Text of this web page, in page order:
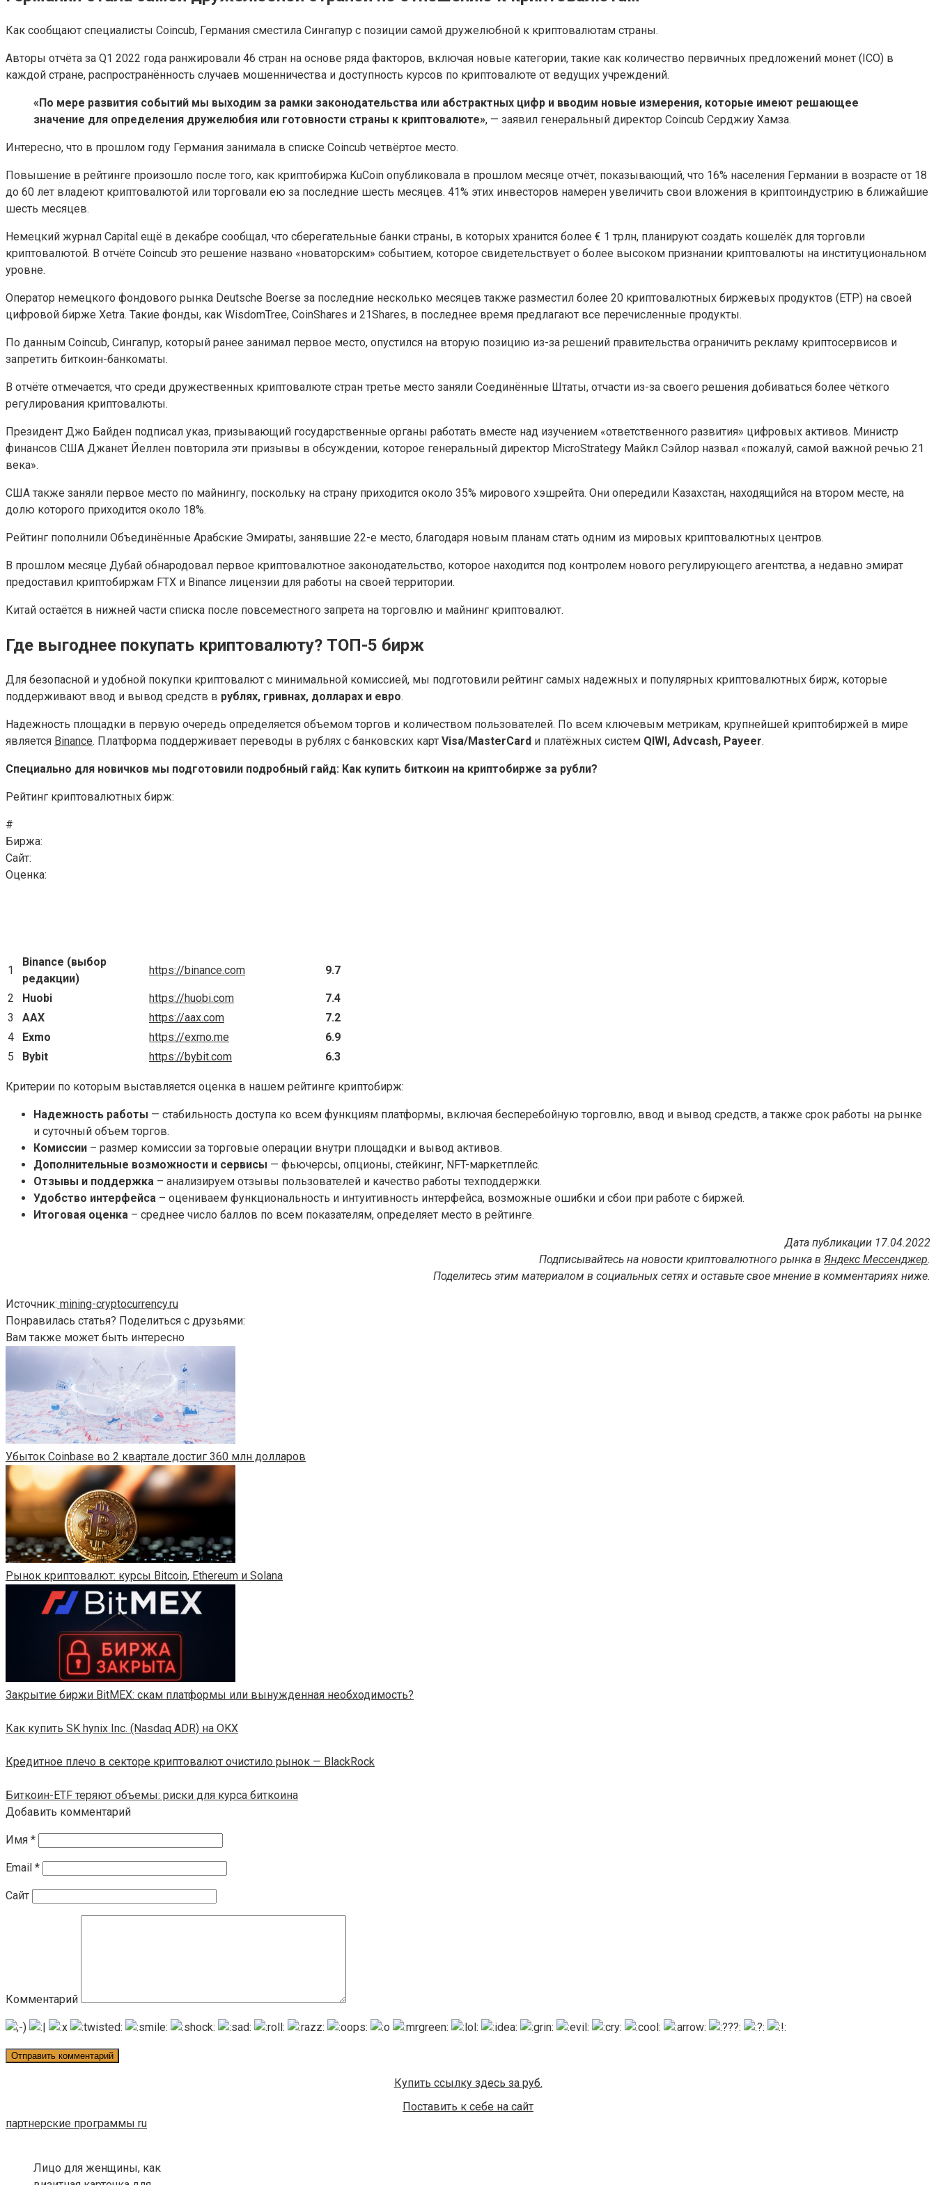
Как сообщают специалисты Coincub, Германия сместила Сингапур с позиции самой дружелюбной к криптовалютам страны.
Авторы отчёта за Q1 2022 года ранжировали 46 стран на основе ряда факторов, включая новые категории, такие как количество первичных предложений монет (ICO) в
каждой стране, распространённость случаев мошенничества и доступность курсов по криптовалюте от ведущих учреждений.
«По мере развития событий мы выходим за рамки законодательства или абстрактных цифр и вводим новые измерения, которые имеют решающее
значение для определения дружелюбия или готовности страны к криптовалюте», — заявил генеральный директор Coincub Серджиу Хамза.
Интересно, что в прошлом году Германия занимала в списке Coincub четвёртое место.
Повышение в рейтинге произошло после того, как криптобиржа KuCoin опубликовала в прошлом месяце отчёт, показывающий, что 16% населения Германии в возрасте от 18
до 60 лет владеют криптовалютой или торговали ею за последние шесть месяцев. 41% этих инвесторов намерен увеличить свои вложения в криптоиндустрию в ближайшие
шесть месяцев.
Немецкий журнал Capital ещё в декабре сообщал, что сберегательные банки страны, в которых хранится более € 1 трлн, планируют создать кошелёк для торговли
криптовалютой. В отчёте Coincub это решение названо «новаторским» событием, которое свидетельствует о более высоком признании криптовалюты на институциональном
уровне.
Оператор немецкого фондового рынка Deutsche Boerse за последние несколько месяцев также разместил более 20 криптовалютных биржевых продуктов (ETP) на своей
цифровой бирже Xetra. Такие фонды, как WisdomTree, CoinShares и 21Shares, в последнее время предлагают все перечисленные продукты.
По данным Coincub, Сингапур, который ранее занимал первое место, опустился на вторую позицию из-за решений правительства ограничить рекламу криптосервисов и
запретить биткоин-банкоматы.
В отчёте отмечается, что среди дружественных криптовалюте стран третье место заняли Соединённые Штаты, отчасти из-за своего решения добиваться более чёткого
регулирования криптовалюты.
Президент Джо Байден подписал указ, призывающий государственные органы работать вместе над изучением «ответственного развития» цифровых активов. Министр
финансов США Джанет Йеллен повторила эти призывы в обсуждении, которое генеральный директор MicroStrategy Майкл Сэйлор назвал «пожалуй, самой важной речью 21
века».
США также заняли первое место по майнингу, поскольку на страну приходится около 35% мирового хэшрейта. Они опередили Казахстан, находящийся на втором месте, на
долю которого приходится около 18%.
Рейтинг пополнили Объединённые Арабские Эмираты, занявшие 22-е место, благодаря новым планам стать одним из мировых криптовалютных центров.
В прошлом месяце Дубай обнародовал первое криптовалютное законодательство, которое находится под контролем нового регулирующего агентства, а недавно эмират
предоставил криптобиржам FTX и Binance лицензии для работы на своей территории.
Китай остаётся в нижней части списка после повсеместного запрета на торговлю и майнинг криптовалют.
Где выгоднее покупать криптовалюту? ТОП-5 бирж
Для безопасной и удобной покупки криптовалют с минимальной комиссией, мы подготовили рейтинг самых надежных и популярных криптовалютных бирж, которые
поддерживают ввод и вывод средств в рублях, гривнах, долларах и евро.
Надежность площадки в первую очередь определяется объемом торгов и количеством пользователей. По всем ключевым метрикам, крупнейшей криптобиржей в мире
является Binance. Платформа поддерживает переводы в рублях с банковских карт Visa/MasterCard и платёжных систем QIWI, Advcash, Payeer.
Специально для новичков мы подготовили подробный гайд: Как купить биткоин на криптобирже за рубли?
Рейтинг криптовалютных бирж:
#
Биржа:
Cайт:
Оценка:
1
Binance (выбор
редакции)
https://binance.com 9.7
2 Huobi https://huobi.com
7.4
3
AAX https://aax.com
7.2
4
Exmo https://exmo.me
6.9
5
Bybit https://bybit.com 6.3
Критерии по которым выставляется оценка в нашем рейтинге криптобирж:
Надежность работы — стабильность доступа ко всем функциям платформы, включая бесперебойную торговлю, ввод и вывод средств, а также срок работы на рынке
и суточный объем торгов.
Комиссии – размер комиссии за торговые операции внутри площадки и вывод активов.
Дополнительные возможности и сервисы — фьючерсы, опционы, стейкинг, NFT-маркетплейс.
Отзывы и поддержка – анализируем отзывы пользователей и качество работы техподдержки.
Удобство интерфейса – оцениваем функциональность и интуитивность интерфейса, возможные ошибки и сбои при работе с биржей.
Итоговая оценка – среднее число баллов по всем показателям, определяет место в рейтинге.
Дата публикации 17.04.2022
Подписывайтесь на новости криптовалютного рынка в Яндекс Мессенджер.
Поделитесь этим материалом в социальных сетях и оставьте свое мнение в комментариях ниже.
Источник: mining-cryptocurrency.ru
Понравилась статья? Поделиться с друзьями:
Вам также может быть интересно
Убыток Coinbase во 2 квартале достиг 360 млн долларов
Рынок криптовалют: курсы Bitcoin, Ethereum и Solana
Закрытие биржи BitMEX: скам платформы или вынужденная необходимость?
Как купить SK hynix Inc. (Nasdaq ADR) на OKX
Кредитное плечо в секторе криптовалют очистило рынок — BlackRock
Биткоин-ETF теряют объемы: риски для курса биткоина
Добавить комментарий
Имя *
Email *
Сайт
Комментарий
Купить ссылку здесь за руб.
Поставить к себе на сайт
партнерские программы ru
Лицо для женщины, как